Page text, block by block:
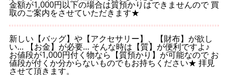
金額が1,000円以下の場合は質預かりはできませんので 買
取のご案内をさせていただきます★
新しい【バッグ】や【アクセサリー】、【財布】が欲し
い… 【お金】が必要… そんな時は【質】が便利ですよ♪
お値段が1,000円付く物なら【質預かり】が可能なので お
値段が付くか分からないものでもお持ちください★ 拝見
させて頂きます。